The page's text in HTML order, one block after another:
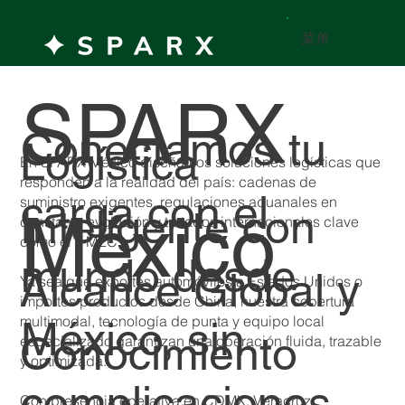
菜单
SPARX
México
Conectamos tu
carga con el
mundo desde
México, sin
Logística
Inteligente con
Alcance Global y
Conocimiento
En SPARX México diseñamos soluciones logísticas que
responden a la realidad del país: cadenas de
suministro exigentes, regulaciones aduanales en
constante evolución y tratados internacionales clave
como el T-MEC.
Ya sea que exportes automóviles a Estados Unidos o
importes productos desde China, nuestra cobertura
multimodal, tecnología de punta y equipo local
especializado garantizan una operación fluida, trazable
y optimizada.
Con presencia operativa en CDMX, Veracruz,